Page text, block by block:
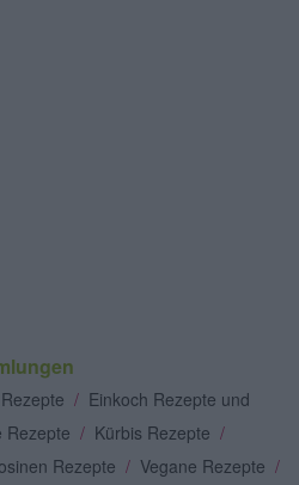
/ Einkoch Rezepte und
Rezepte / Kürbis Rezepte /
Rezepte / Vegane Rezepte /